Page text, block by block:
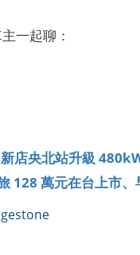
一起聊：
店央北站升級
128 萬元在台上市